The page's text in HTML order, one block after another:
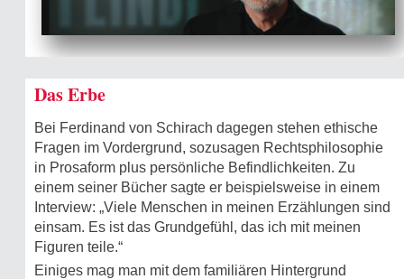
Das Erbe
Bei Ferdinand von Schirach dagegen stehen ethische
Fragen im Vordergrund, sozusagen Rechtsphilosophie
in Prosaform plus persönliche Befindlichkeiten. Zu
einem seiner Bücher sagte er beispielsweise in einem
Interview: „Viele Menschen in meinen Erzählungen sind
einsam. Es ist das Grundgefühl, das ich mit meinen
Figuren teile.“
Einiges mag man mit dem familiären Hintergrund